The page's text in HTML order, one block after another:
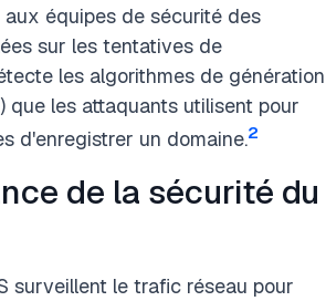
aux équipes de sécurité des
sur les tentatives de
les algorithmes de génération
que les attaquants utilisent pour
d'enregistrer un domaine.2
de la sécurité du
surveillent le trafic réseau pour